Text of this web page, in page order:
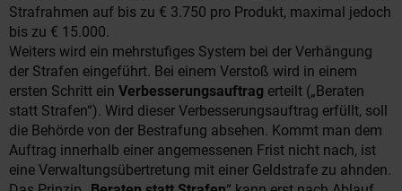
Strafrahmen auf bis zu € 3.750 pro Produkt, maximal jedoch
bis zu € 15.000.
Weiters wird ein mehrstufiges System bei der Verhängung
der Strafen eingeführt. Bei einem Verstoß wird in einem
ersten Schritt ein Verbesserungsauftrag erteilt („Beraten
statt Strafen“). Wird dieser Verbesserungsauftrag erfüllt, soll
die Behörde von der Bestrafung absehen. Kommt man dem
Auftrag innerhalb einer angemessenen Frist nicht nach, ist
eine Verwaltungsübertretung mit einer Geldstrafe zu ahnden.